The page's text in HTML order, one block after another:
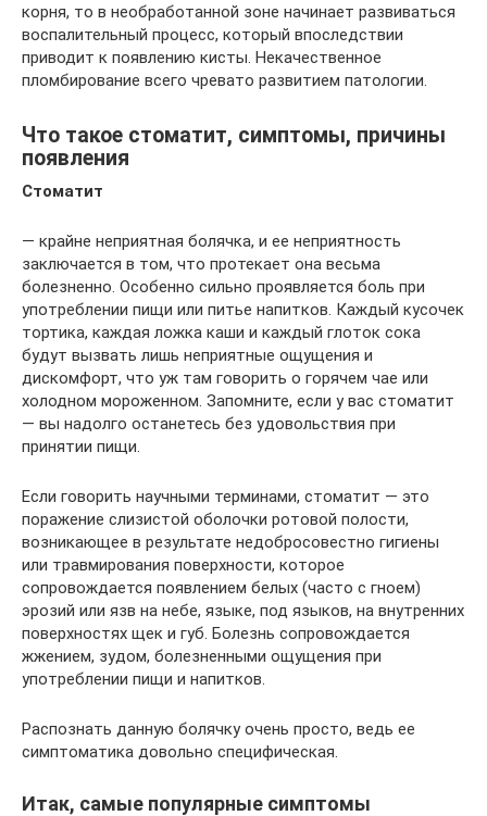
корня, то в необработанной зоне начинает развиваться
воспалительный процесс, который впоследствии
приводит к появлению кисты. Некачественное
пломбирование всего чревато развитием патологии.
Что такое стоматит, симптомы, причины
появления
Стоматит
— крайне неприятная болячка, и ее неприятность
заключается в том, что протекает она весьма
болезненно. Особенно сильно проявляется боль при
употреблении пищи или питье напитков. Каждый кусочек
тортика, каждая ложка каши и каждый глоток сока
будут вызвать лишь неприятные ощущения и
дискомфорт, что уж там говорить о горячем чае или
холодном мороженном. Запомните, если у вас стоматит
— вы надолго останетесь без удовольствия при
принятии пищи.
Если говорить научными терминами, стоматит — это
поражение слизистой оболочки ротовой полости,
возникающее в результате недобросовестно гигиены
или травмирования поверхности, которое
сопровождается появлением белых (часто с гноем)
эрозий или язв на небе, языке, под языков, на внутренних
поверхностях щек и губ. Болезнь сопровождается
жжением, зудом, болезненными ощущения при
употреблении пищи и напитков.
Распознать данную болячку очень просто, ведь ее
симптоматика довольно специфическая.
Итак, самые популярные симптомы